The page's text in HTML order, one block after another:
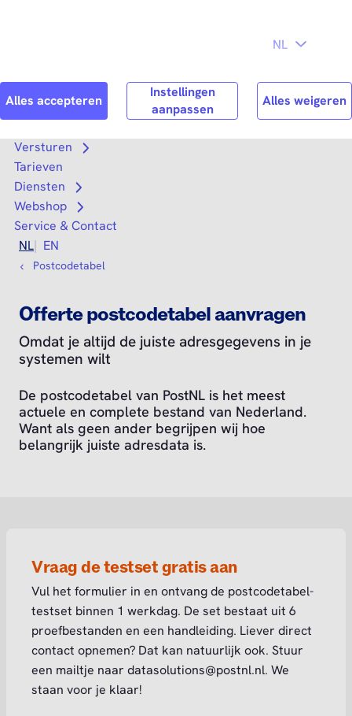
Search Zoek
Versturen
Open submenu
Tarieven
Diensten
Open submenu
Webshop
Open submenu
Service & Contact
NL
EN
Postcodetabel
Offerte postcodetabel aanvragen
Omdat je altijd de juiste adresgegevens in je
systemen wilt
De postcodetabel van PostNL is het meest
actuele en complete bestand van Nederland.
Want als geen ander begrijpen wij hoe
belangrijk juiste adresdata is.
Vraag de testset gratis aan
Vul het formulier in en ontvang de postcodetabel-
testset binnen 1 werkdag. De set bestaat uit 6
proefbestanden en een handleiding. Liever direct
contact opnemen? Dat kan natuurlijk ook. Stuur
een mailtje naar datasolutions@postnl.nl. We
staan voor je klaar!